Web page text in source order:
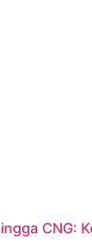
CNG: